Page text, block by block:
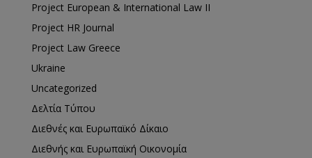
Project European & International Law II
Project HR Journal
Project Law Greece
Ukraine
Uncategorized
Δελτία Τύπου
Διεθνές και Ευρωπαϊκό Δίκαιο
Διεθνής και Ευρωπαϊκή Οικονομία